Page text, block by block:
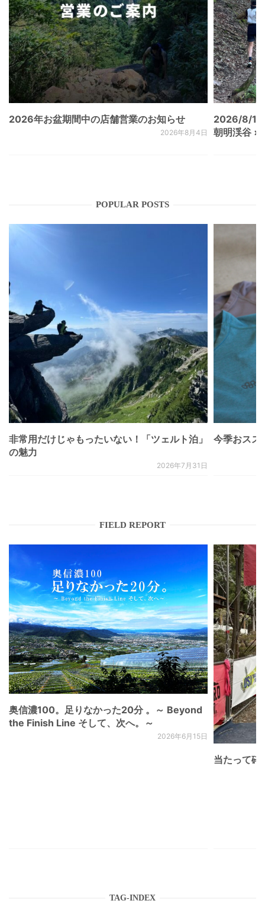
2026年お盆期間中の店舗営業のお知らせ
2026年8月4日
2026/8/
朝明渓谷 ×
POPULAR POSTS
非常用だけじゃもったいない！「ツェルト泊」
の魅力
2026年7月31日
今季おスス
FIELD REPORT
奥信濃100。足りなかった20分 。～ Beyond
the Finish Line そして、次へ。～
2026年6月15日
当たって砕
TAG-INDEX